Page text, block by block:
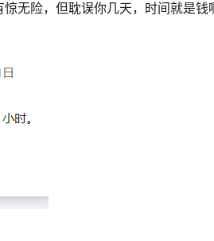
无险，但耽误你几天，时间就是钱